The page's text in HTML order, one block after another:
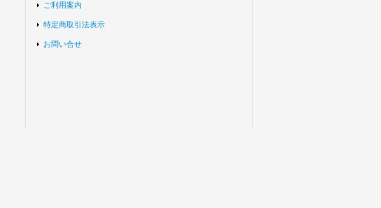
ご利用案内
特定商取引法表示
お問い合せ